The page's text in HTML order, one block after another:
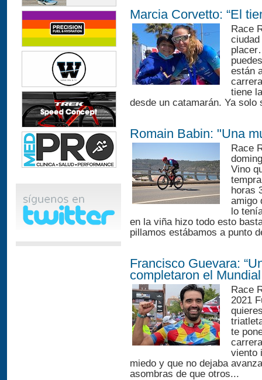
Marcia Corvetto: “El
Race
están
tiene
desde un catamarán. Ya
Romain Babin: "Una
Race
Vino
horas
amigo
lo
en la viña hizo todo esto
pillamos estábamos a punto
Francisco Guevara:
completaron el Mundial
Race
2021
te
viento
miedo y que no dejaba
asombras de que otros...